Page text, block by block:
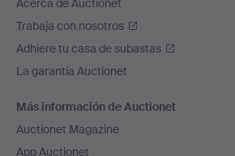
Acerca de Auctionet
Trabaja con nosotros
Adhiere tu casa de subastas
La garantía Auctionet
Más información de Auctionet
Auctionet Magazine
App Auctionet